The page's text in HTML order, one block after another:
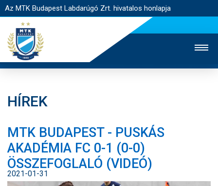
Az MTK Budapest Labdarúgó Zrt. hivatalos honlapja
JEGYÉRTÉKESÍTÉS
WEBSHOP
STADION
EGYESÜLET
KAPCSOLAT
NYITÓLAP
HÍREK
MTK BUDAPEST - PUSKÁS
AKADÉMIA FC 0-1 (0-0)
ÖSSZEFOGLALÓ (VIDEÓ)
2021-01-31